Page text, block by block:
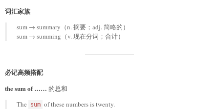
词汇家族
sum → summary（n. 摘要；adj. 简略的）
sum → summing（v. 现在分词；合计）
必记高频搭配
the sum of …… 的总和
The
sum of these numbers is twenty.